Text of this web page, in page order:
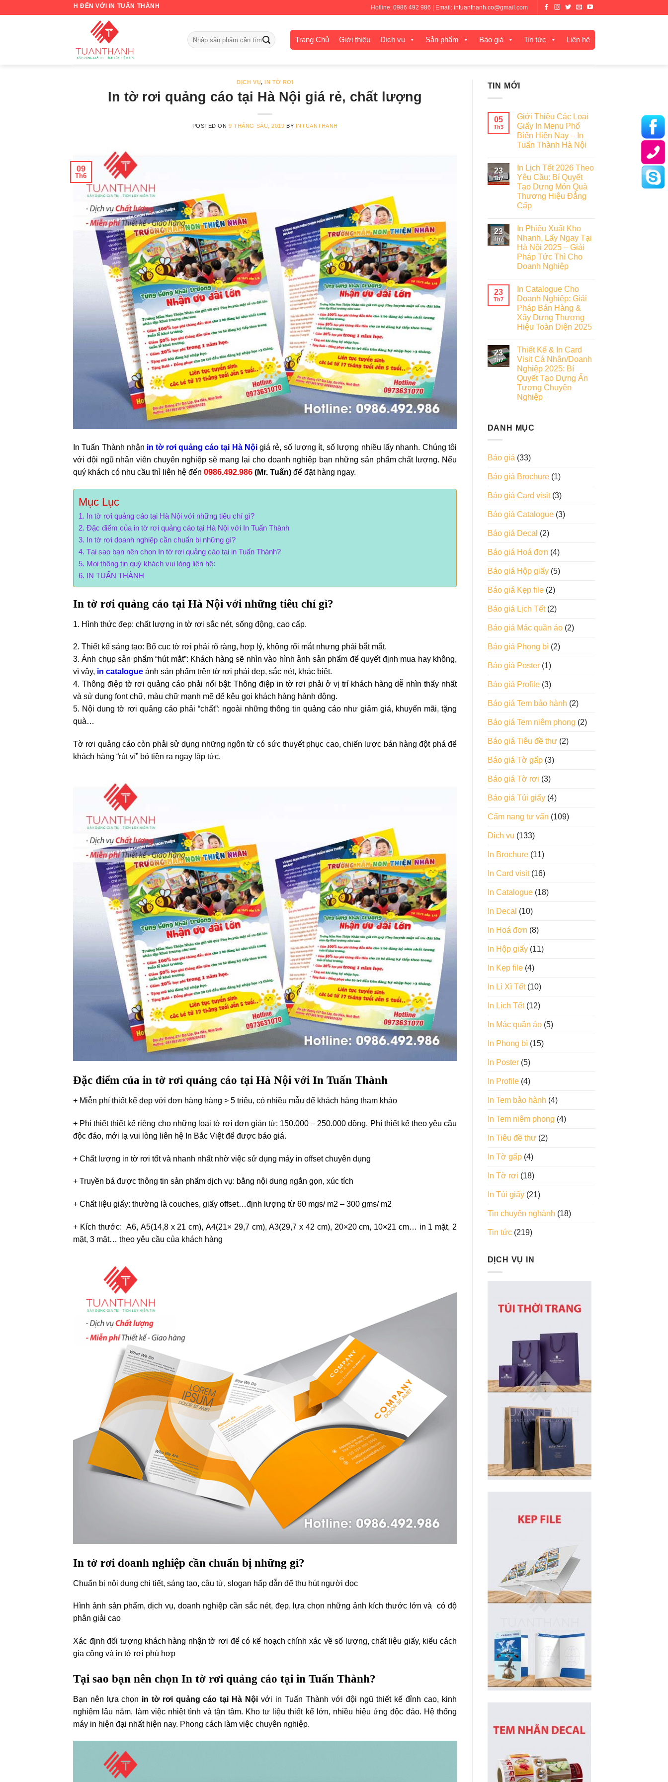
ĐẾN VỚI IN TUẤN THÀNH Hotline: 0986 492 986 | Email: intuanthanh.co@gmail.com
Trang Chủ Giới thiệu Dịch vụ Sản phẩm Báo giá Tin tức Liên hệ
DỊCH VỤ,IN TỜ RƠI
In tờ rơi quảng cáo tại Hà Nội giá rẻ, chất lượng
POSTED ON9 THÁNG SÁU, 2019 BY INTUANTHANH
09
Th6
In Tuấn Thành nhận in tờ rơi quảng cáo tại Hà Nội giá rẻ, số lượng ít, số lượng nhiều lấy nhanh. Chúng tôi
với đội ngũ nhân viên chuyên nghiệp sẽ mang lại cho doanh nghiệp bạn những sản phẩm chất lượng. Nếu
quý khách có nhu cầu thì liên hệ đến 0986.492.986 (Mr. Tuấn) để đặt hàng ngay.
Mục Lục
In tờ rơi quảng cáo tại Hà Nội với những tiêu chí gì?
Đặc điểm của in tờ rơi quảng cáo tại Hà Nội với In Tuấn Thành
In tờ rơi doanh nghiệp cần chuẩn bị những gì?
Tại sao bạn nên chọn In tờ rơi quảng cáo tại in Tuấn Thành?
Mọi thông tin quý khách vui lòng liên hệ:
IN TUẤN THÀNH
In tờ rơi quảng cáo tại Hà Nội với những tiêu chí gì?
1. Hình thức đẹp: chất lượng in tờ rơi sắc nét, sống động, cao cấp.
2. Thiết kế sáng tạo: Bố cục tờ rơi phải rõ ràng, hợp lý, không rối mắt nhưng phải bắt mắt.
3. Ảnh chụp sản phẩm “hút mắt”: Khách hàng sẽ nhìn vào hình ảnh sản phẩm để quyết định mua hay không,
vì vậy, in catalogue ảnh sản phẩm trên tờ rơi phải đẹp, sắc nét, khác biệt.
4. Thông điệp tờ rơi quảng cáo phải nổi bật: Thông điệp in tờ rơi phải ở vị trí khách hàng dễ nhìn thấy nhất
và sử dụng font chữ, màu chữ mạnh mẽ để kêu gọi khách hàng hành động.
5. Nội dung tờ rơi quảng cáo phải “chất”: ngoài những thông tin quảng cáo như giảm giá, khuyến mãi, tặng
quà…
Tờ rơi quảng cáo còn phải sử dụng những ngôn từ có sức thuyết phục cao, chiến lược bán hàng đột phá để
khách hàng “rút ví” bỏ tiền ra ngay lập tức.
Đặc điểm của in tờ rơi quảng cáo tại Hà Nội với In Tuấn Thành
+ Miễn phí thiết kế đẹp với đơn hàng hàng > 5 triệu, có nhiều mẫu để khách hàng tham khảo
+ Phí thiết thiết kế riêng cho những loại tờ rơi đơn giản từ: 150.000 – 250.000 đồng. Phí thiết kế theo yêu cầu
độc đáo, mới lạ vui lòng liên hệ In Bắc Việt để được báo giá.
+ Chất lượng in tờ rơi tốt và nhanh nhất nhờ việc sử dụng máy in offset chuyên dụng
+ Truyền bá được thông tin sản phẩm dịch vụ: bằng nội dung ngắn gọn, xúc tích
+ Chất liệu giấy: thường là couches, giấy offset…định lượng từ 60 mgs/ m2 – 300 gms/ m2
+ Kích thước: A6, A5(14,8 x 21 cm), A4(21× 29,7 cm), A3(29,7 x 42 cm), 20×20 cm, 10×21 cm… in 1 mặt, 2
mặt, 3 mặt… theo yêu cầu của khách hàng
In tờ rơi doanh nghiệp cần chuẩn bị những gì?
Chuẩn bị nội dung chi tiết, sáng tạo, câu từ, slogan hấp dẫn để thu hút người đọc
Hình ảnh sản phẩm, dịch vụ, doanh nghiệp cần sắc nét, đẹp, lựa chọn những ảnh kích thước lớn và có độ
phân giải cao
Xác định đối tượng khách hàng nhận tờ rơi để có kế hoạch chính xác về số lượng, chất liệu giấy, kiểu cách
gia công và in tờ rơi phù hợp
Tại sao bạn nên chọn In tờ rơi quảng cáo tại in Tuấn Thành?
Bạn nên lựa chọn in tờ rơi quảng cáo tại Hà Nội với in Tuấn Thành với đội ngũ thiết kế đỉnh cao, kinh
nghiệm lâu năm, làm việc nhiệt tình và tận tâm. Kho tư liệu thiết kế lớn, nhiều hiệu ứng độc đáo. Hệ thống
máy in hiện đại nhất hiện nay. Phong cách làm việc chuyên nghiệp.
TIN MỚI
05
Th3
Giới Thiệu Các Loại
Giấy In Menu Phổ
Biến Hiện Nay – In
Tuấn Thành Hà Nội
23
Th7
In Lịch Tết 2026 Theo
Yêu Cầu: Bí Quyết
Tạo Dựng Món Quà
Thương Hiệu Đẳng
Cấp
23
Th7
In Phiếu Xuất Kho
Nhanh, Lấy Ngay Tại
Hà Nội 2025 – Giải
Pháp Tức Thì Cho
Doanh Nghiệp
23
Th7
In Catalogue Cho
Doanh Nghiệp: Giải
Pháp Bán Hàng &
Xây Dựng Thương
Hiệu Toàn Diện 2025
23
Th7
Thiết Kế & In Card
Visit Cá Nhân/Doanh
Nghiệp 2025: Bí
Quyết Tạo Dựng Ấn
Tượng Chuyên
Nghiệp
DANH MỤC
Báo giá (33)
Báo giá Brochure(1)
Báo giá Card visit(3)
Báo giá Catalogue(3)
Báo giá Decal (2)
Báo giá Hoá đơn (4)
Báo giá Hộp giấy(5)
Báo giá Kẹp file(2)
Báo giá Lịch Tết(2)
Báo giá Mác quần áo(2)
Báo giá Phong bì(2)
Báo giá Poster(1)
Báo giá Profile(3)
Báo giá Tem bảo hành (2)
Báo giá Tem niêm phong (2)
Báo giá Tiêu đề thư(2)
Báo giá Tờ gấp(3)
Báo giá Tờ rơi (3)
Báo giá Túi giấy(4)
Cẩm nang tư vấn (109)
Dịch vụ (133)
In Brochure(11)
In Card visit(16)
In Catalogue(18)
In Decal (10)
In Hoá đơn (8)
In Hộp giấy(11)
In Kẹp file(4)
In Lì Xì Tết(10)
In Lịch Tết(12)
In Mác quần áo(5)
In Phong bì(15)
In Poster(5)
In Profile(4)
In Tem bảo hành (4)
In Tem niêm phong (4)
In Tiêu đề thư(2)
In Tờ gấp(4)
In Tờ rơi (18)
In Túi giấy(21)
Tin chuyên nghành (18)
Tin tức(219)
DỊCH VỤ IN